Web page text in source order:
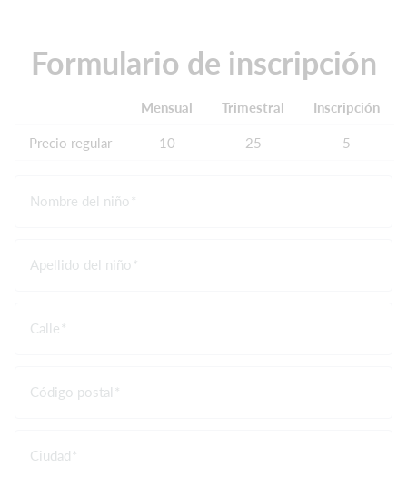
Formulario de inscripción
Mensual Trimestral Inscripción
Precio regular 10 25 5
Nombre del niño
Apellido del niño
Calle
Código postal
Ciudad